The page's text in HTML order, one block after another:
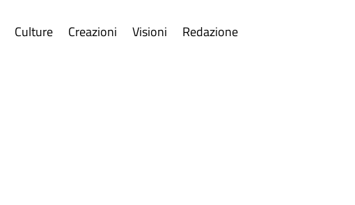
Culture Creazioni Visioni Redazione